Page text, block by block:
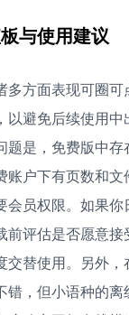
与使用建议
多方面表现可圈
以避免后续使用
题是，免费版中
账户下有页数和
会员权限。如果
前评估是否愿意
交替使用。另外
错，但小语种的